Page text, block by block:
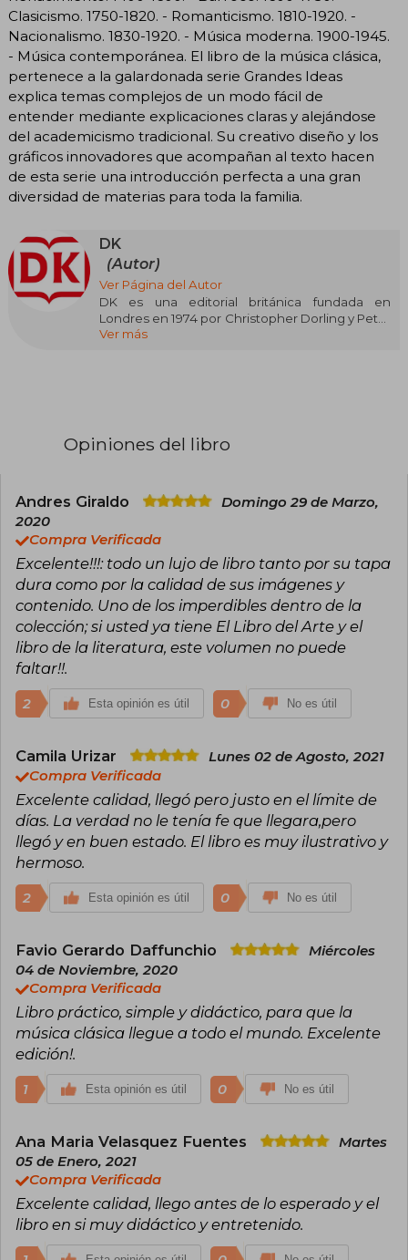
Clasicismo. 1750-1820. - Romanticismo. 1810-1920. -
Nacionalismo. 1830-1920. - Música moderna. 1900-1945.
- Música contemporánea. El libro de la música clásica,
pertenece a la galardonada serie Grandes Ideas
explica temas complejos de un modo fácil de
entender mediante explicaciones claras y alejándose
del academicismo tradicional. Su creativo diseño y los
gráficos innovadores que acompañan al texto hacen
de esta serie una introducción perfecta a una gran
diversidad de materias para toda la familia.
DK
(Autor)
Ver Página del Autor
DK es una editorial británica fundada en
Londres en 1974 por Christopher Dorling y Peter
Kindersley, reconocida mundialmente por sus
grupo Penguin Random House y sus títulos se
Libro de la Naturaleza, una enciclopedia visual
que presenta miles de especies, rocas, fósiles y
organismos con un enfoque riguroso y atractivo.
Esta propuesta resume la esencia de DK:
transformar la complejidad científica y cultural
en experiencias accesibles para todo tipo de
público. Su catálogo abarca ciencia, historia,
viajes y cultura, siempre con la premisa de
Ver más
Opiniones del libro
Andres Giraldo
Domingo 29 de Marzo,
2020
Compra Verificada
Excelente!!!: todo un lujo de libro tanto por su tapa
dura como por la calidad de sus imágenes y
contenido. Uno de los imperdibles dentro de la
colección; si usted ya tiene El Libro del Arte y el
libro de la literatura, este volumen no puede
faltar!!.
2 Esta opinión es útil 0 No es útil
Camila Urizar
Lunes 02 de Agosto, 2021
Compra Verificada
Excelente calidad, llegó pero justo en el límite de
días. La verdad no le tenía fe que llegara,pero
llegó y en buen estado. El libro es muy ilustrativo y
hermoso.
2 Esta opinión es útil 0 No es útil
Favio Gerardo Daffunchio
Miércoles
04 de Noviembre, 2020
Compra Verificada
Libro práctico, simple y didáctico, para que la
música clásica llegue a todo el mundo. Excelente
edición!.
1 Esta opinión es útil 0 No es útil
Ana Maria Velasquez Fuentes
Martes
05 de Enero, 2021
Compra Verificada
Excelente calidad, llego antes de lo esperado y el
libro en si muy didáctico y entretenido.